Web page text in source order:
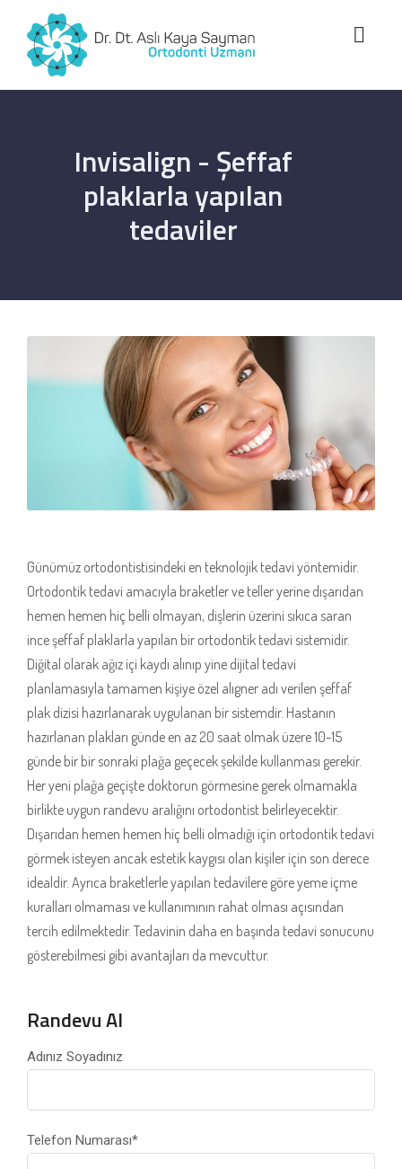
Invisalign - Şeffaf
plaklarla yapılan
tedaviler
Günümüz ortodontistisindeki en teknolojik tedavi yöntemidir.
Ortodontik tedavi amacıyla braketler ve teller yerine dışarıdan
hemen hemen hiç belli olmayan, dişlerin üzerini sıkıca saran
ince şeffaf plaklarla yapılan bir ortodontik tedavi sistemidir.
Diğital olarak ağız içi kaydı alınıp yine dijital tedavi
planlamasıyla tamamen kişiye özel alıgner adı verilen şeffaf
plak dizisi hazırlanarak uygulanan bir sistemdir. Hastanın
hazırlanan plakları günde en az 20 saat olmak üzere 10-15
günde bir bir sonraki plağa geçecek şekilde kullanması gerekir.
Her yeni plağa geçişte doktorun görmesine gerek olmamakla
birlikte uygun randevu aralığını ortodontist belirleyecektir.
Dışarıdan hemen hemen hiç belli olmadığı için ortodontik tedavi
görmek isteyen ancak estetik kaygısı olan kişiler için son derece
idealdir. Ayrıca braketlerle yapılan tedavilere göre yeme içme
kuralları olmaması ve kullanımının rahat olması açısından
tercih edilmektedir. Tedavinin daha en başında tedavi sonucunu
gösterebilmesi gibi avantajları da mevcuttur.
Randevu Al
Adınız Soyadınız
Telefon Numarası*